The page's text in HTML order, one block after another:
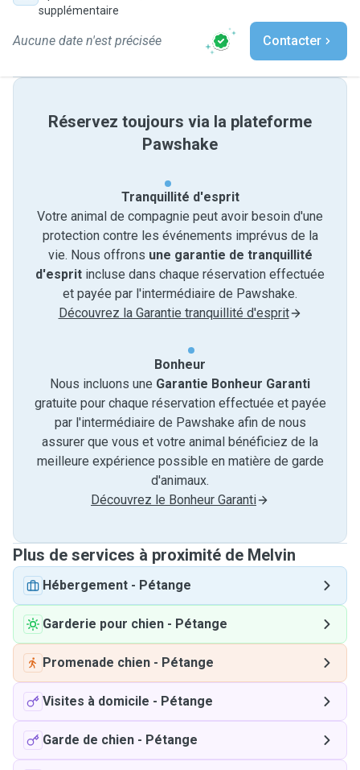
supplémentaire
Aucune date n'est précisée Contacter
Réservez toujours via la plateforme
Pawshake
Tranquillité d'esprit
Votre animal de compagnie peut avoir besoin d'une
protection contre les événements imprévus de la
vie. Nous offrons une garantie de tranquillité
d'esprit incluse dans chaque réservation effectuée
et payée par l'intermédiaire de Pawshake.
Découvrez la Garantie tranquillité d'esprit
Bonheur
Nous incluons une Garantie Bonheur Garanti
gratuite pour chaque réservation effectuée et payée
par l'intermédiaire de Pawshake afin de nous
assurer que vous et votre animal bénéficiez de la
meilleure expérience possible en matière de garde
d'animaux.
Découvrez le Bonheur Garanti
Plus de services à proximité de Melvin
Hébergement - Pétange
Garderie pour chien - Pétange
Promenade chien - Pétange
Visites à domicile - Pétange
Garde de chien - Pétange